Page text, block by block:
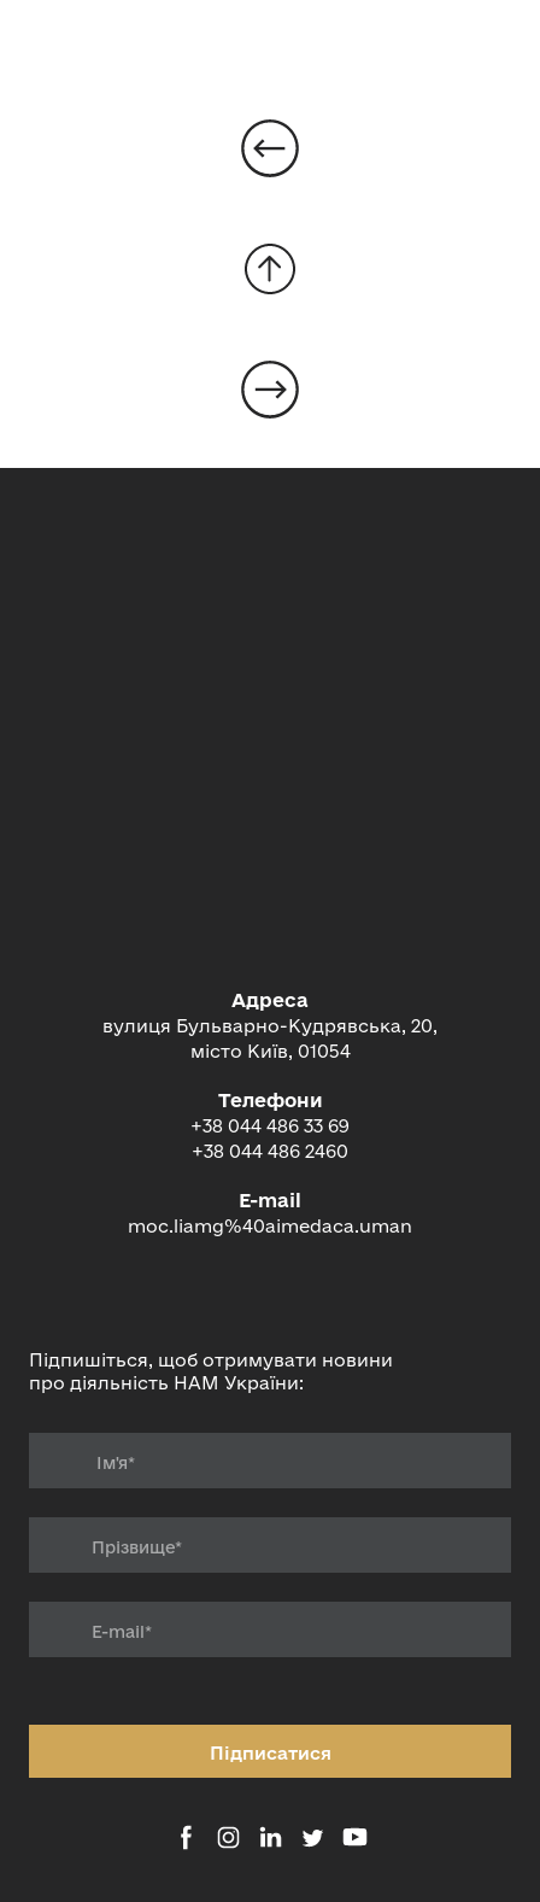
Адреса
вулиця Бульварно-Кудрявська, 20,
місто Київ, 01054
Телефони
+38 044 486 33 69
+38 044 486 2460
E-mail
moc.liamg%40aimedaca.uman
Підпишіться, щоб отримувати новини
про діяльність НАМ України:
Підписатися